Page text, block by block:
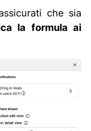
che sia
la formula ai